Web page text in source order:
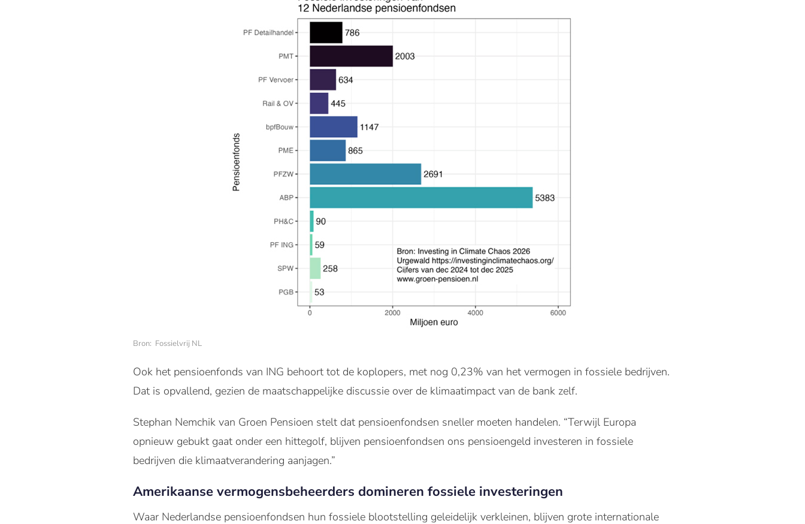
Bron: Fossielvrij NL
Ook het pensioenfonds van ING behoort tot de koplopers, met nog 0,23% van het vermogen in fossiele bedrijven.
Dat is opvallend, gezien de maatschappelijke discussie over de klimaatimpact van de bank zelf.
Stephan Nemchik van Groen Pensioen stelt dat pensioenfondsen sneller moeten handelen. “Terwijl Europa
opnieuw gebukt gaat onder een hittegolf, blijven pensioenfondsen ons pensioengeld investeren in fossiele
bedrijven die klimaatverandering aanjagen.”
Amerikaanse vermogensbeheerders domineren fossiele investeringen
Waar Nederlandse pensioenfondsen hun fossiele blootstelling geleidelijk verkleinen, blijven grote internationale